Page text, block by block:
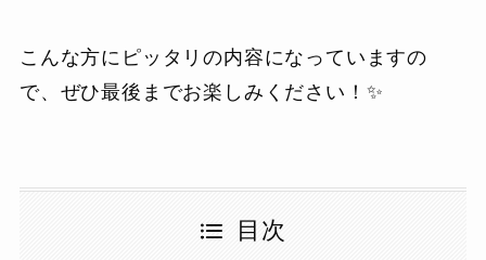
こんな方にピッタリの内容になっていますの
で、ぜひ最後までお楽しみください！✨
目次